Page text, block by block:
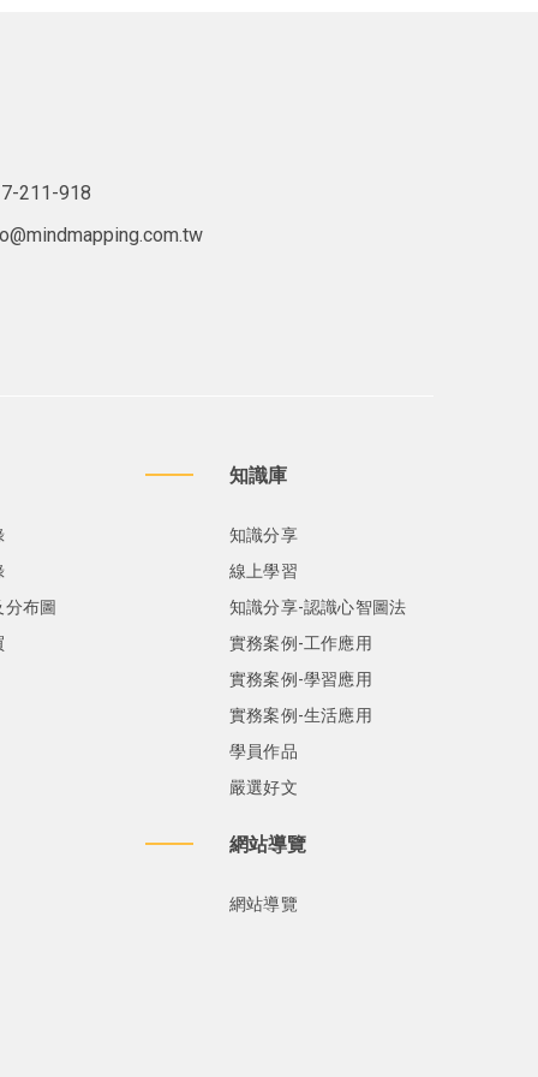
211-918
布圖
知識庫
知識分享
線上學習
知識分享-認識心智圖法
實務案例-工作應用
實務案例-學習應用
實務案例-生活應用
學員作品
嚴選好文
網站導覽
網站導覽